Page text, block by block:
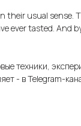
their usual sense.
ever tasted. And
техники,
- в Telegram-